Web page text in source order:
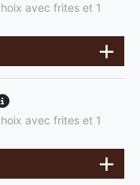
avec frites et 1
avec frites et 1